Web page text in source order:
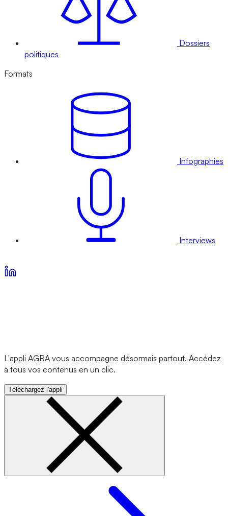
Dossiers
politiques
Formats
Infographies
Interviews
L'appli AGRA vous accompagne désormais partout. Accédez
à tous vos contenus en un clic.
Téléchargez l'appli